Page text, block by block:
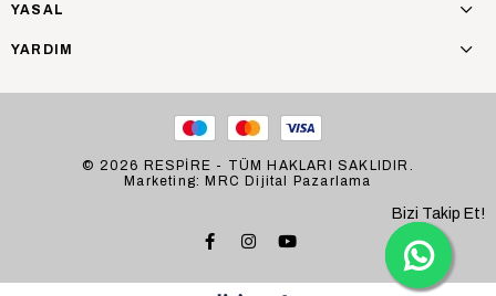
YASAL
YARDIM
© 2026 RESPİRE - TÜM HAKLARI SAKLIDIR.
Marketing: MRC Dijital Pazarlama
Bizi Takip Et!